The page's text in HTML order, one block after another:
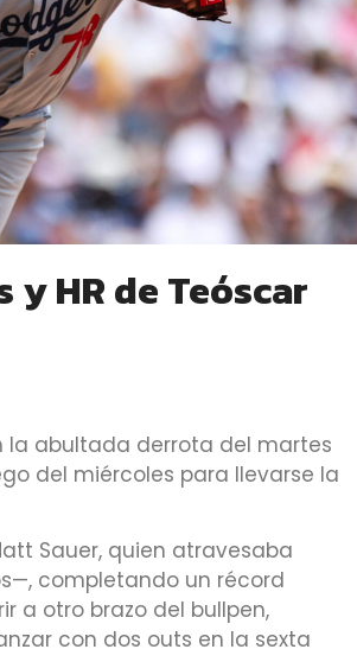
HR de Teóscar
la abultada derrota del martes
del miércoles para llevarse la
Sauer, quien atravesaba
completando un récord
a otro brazo del bullpen,
con dos outs en la sexta